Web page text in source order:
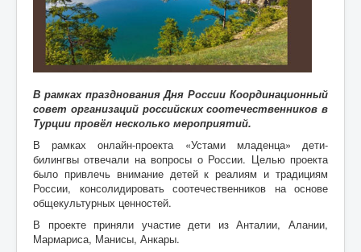
Объявления
Консультации
Юридическая консультация
Визовая поддержка
Образование
Психологическая помощь
Проекты
Бизнес
Дети
В рамках празднования Дня России Координационный
совет организаций российских соотечественников в
Турции провёл несколько мероприятий.
В рамках онлайн-проекта «Устами младенца» дети-
билингвы отвечали на вопросы о России. Целью проекта
было привлечь внимание детей к реалиям и традициям
России, консолидировать соотечественников на основе
общекультурных ценностей.
В проекте приняли участие дети из Анталии, Алании,
Мармариса, Манисы, Анкары.